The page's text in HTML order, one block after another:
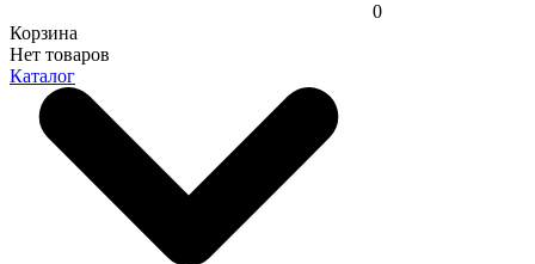
0
Корзина
Нет товаров
Каталог